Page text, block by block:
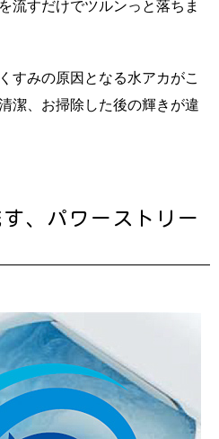
流すだけでツルンっと落ちま
すみの原因となる水アカがこ
潔、お掃除した後の輝きが違
、パワーストリー